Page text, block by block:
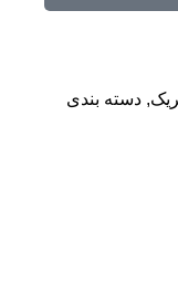
, دسته بندی